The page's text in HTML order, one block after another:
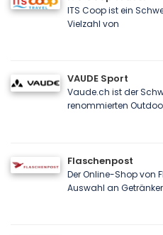
ITS Coop ist ein
Vielzahl von
VAUDE Sport
Vaude.ch ist der
renommierten
Flaschenpost
Der Online-Shop von
Auswahl an